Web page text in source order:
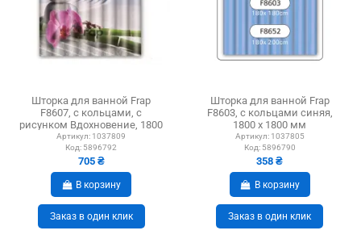
Шторка для ванной Frap
F8607, с кольцами, с
рисунком Вдохновение, 1800
х 1800 мм
Артикул: 1037809
Код: 5896792
705 ₴
В корзину
Заказ в один клик
Шторка для ванной Frap
F8603, с кольцами синяя,
1800 х 1800 мм
Артикул: 1037805
Код: 5896790
358 ₴
В корзину
Заказ в один клик